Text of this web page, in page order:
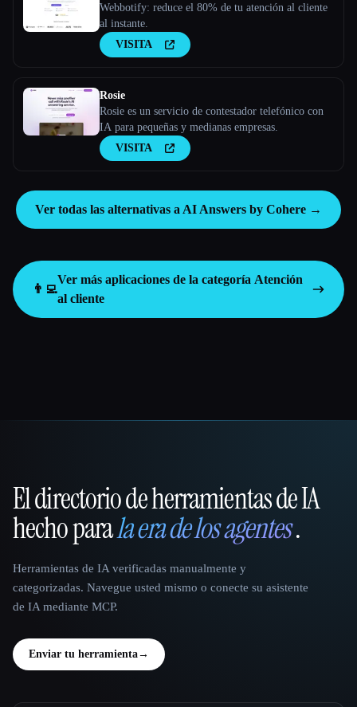
Webbotify: reduce el 80% de tu atención al cliente
al instante.
VISITA
Rosie
Rosie es un servicio de contestador telefónico con
IA para pequeñas y medianas empresas.
VISITA
Ver todas las alternativas a AI Answers by Cohere →
👨‍💻
Ver más aplicaciones de la categoría Atención
al cliente
That AI Collection
El directorio de herramientas de IA
hecho parala era de los agentes.
Herramientas de IA verificadas manualmente y
categorizadas. Navegue usted mismo o conecte su asistente
de IA mediante MCP.
Enviar tu herramienta→